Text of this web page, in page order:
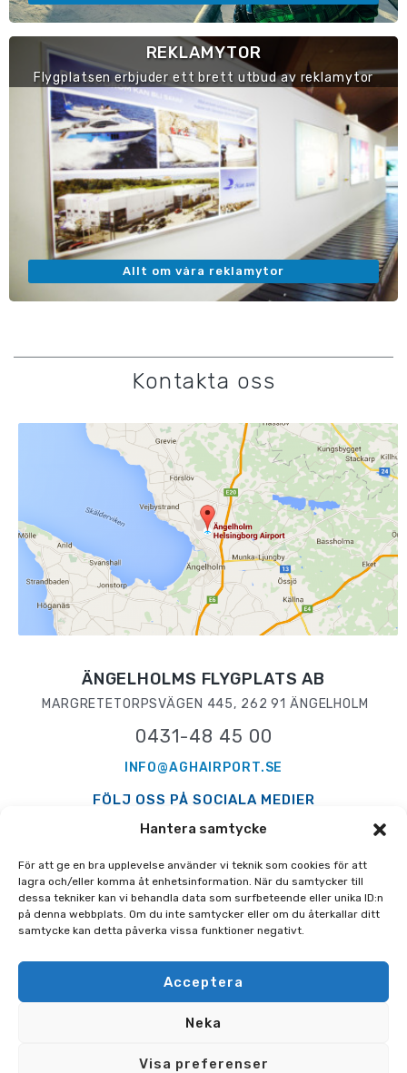
Hantera samtycke
För att ge en bra upplevelse använder vi teknik som cookies för att
lagra och/eller komma åt enhetsinformation. När du samtycker till
dessa tekniker kan vi behandla data som surfbeteende eller unika ID:n
på denna webbplats. Om du inte samtycker eller om du återkallar ditt
samtycke kan detta påverka vissa funktioner negativt.
Acceptera
Neka
Visa preferenser
REKLAMYTOR
Flygplatsen erbjuder ett brett utbud av reklamytor
Allt om våra reklamytor
Kontakta oss
ÄNGELHOLMS FLYGPLATS AB
MARGRETETORPSVÄGEN 445, 262 91 ÄNGELHOLM
0431-48 45 00
INFO@AGHAIRPORT.SE
FÖLJ OSS PÅ SOCIALA MEDIER
PRESS GDPR AVIATION INFO